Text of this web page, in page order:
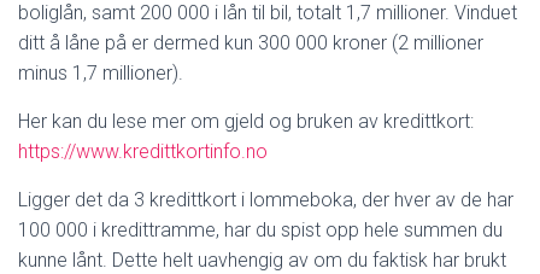
boliglån, samt 200 000 i lån til bil, totalt 1,7 millioner. Vinduet
ditt å låne på er dermed kun 300 000 kroner (2 millioner
minus 1,7 millioner).
Her kan du lese mer om gjeld og bruken av kredittkort:
https://www.kredittkortinfo.no
Ligger det da 3 kredittkort i lommeboka, der hver av de har
100 000 i kredittramme, har du spist opp hele summen du
kunne lånt. Dette helt uavhengig av om du faktisk har brukt